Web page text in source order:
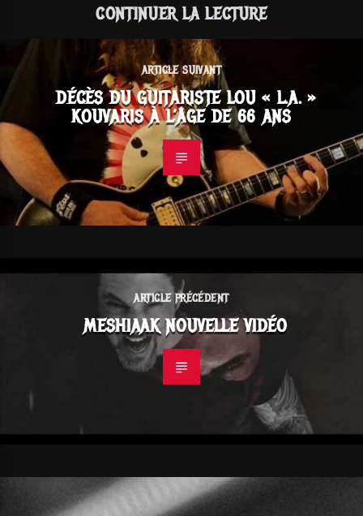
CONTINUER LA LECTURE
ARTICLE SUIVANT
DÉCÈS DU GUITARISTE LOU « L.A. »
KOUVARIS À L’ÂGE DE 66 ANS
ARTICLE PRÉCÉDENT
MESHIAAK NOUVELLE VIDÉO